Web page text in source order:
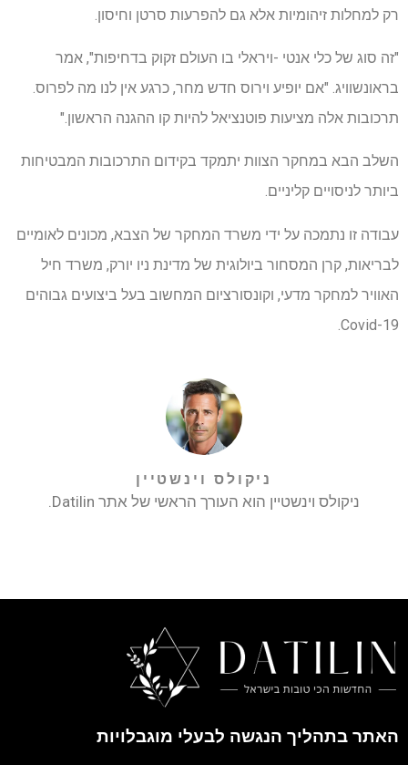
רק למחלות זיהומיות אלא גם להפרעות סרטן וחיסון.
"זה סוג של כלי אנטי -ויראלי בו העולם זקוק בדחיפות", אמר
בראונשוויג. "אם יופיע וירוס חדש מחר, כרגע אין לנו מה לפרוס.
תרכובות אלה מציעות פוטנציאל להיות קו ההגנה הראשון."
השלב הבא במחקר הצוות יתמקד בקידום התרכובות המבטיחות
ביותר לניסויים קליניים.
עבודה זו נתמכה על ידי משרד המחקר של הצבא, מכונים לאומיים
לבריאות, קרן המסחור ביולוגית של מדינת ניו יורק, משרד חיל
האוויר למחקר מדעי, וקונסורציום המחשוב בעל ביצועים גבוהים
Covid-19.
ניקולס וינשטיין
ניקולס וינשטיין הוא העורך הראשי של אתר Datilin.
האתר בתהליך הנגשה לבעלי מוגבלויות